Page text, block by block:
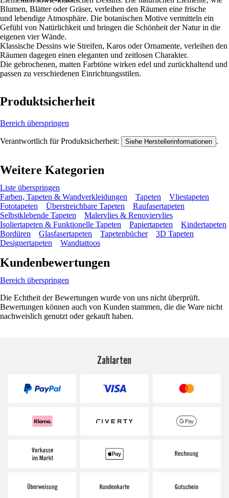
Blumen, Blätter oder Gräser, verleihen den Räumen eine frische
und lebendige Atmosphäre. Die botanischen Motive vermitteln ein
Gefühl von Natürlichkeit und bringen die Schönheit der Natur in die
eigenen vier Wände.
Klassische Dessins wie Streifen, Karos oder Ornamente, verleihen den
Räumen dagegen einen eleganten und zeitlosen Charakter.
Die gebrochenen, matten Farbtöne wirken edel und zurückhaltend und
passen zu verschiedenen Einrichtungsstilen.
Produktsicherheit
Bereich überspringen
Verantwortlich für Produktsicherheit: Siehe Herstellerinformationen .
Weitere Kategorien
Liste überspringen
Farben, Tapeten & Wandverkleidungen
Tapeten
Vliestapeten
Fototapeten
Überstreichbare Tapeten
Raufasertapeten
Selbstklebende Tapeten
Malervlies & Renoviervlies
Isoliertapeten & Funktionelle Tapeten
Papiertapeten
Kindertapeten
Bordüren
Glasfasertapeten Tapetenbücher
3D Tapeten
Designertapeten
Wandtattoos
Kundenbewertungen
Bereich überspringen
Die Echtheit der Bewertungen wurde von uns nicht überprüft.
Bewertungen können auch von Kunden stammen, die die Ware nicht
nachweislich genutzt oder gekauft haben.
Zahlarten